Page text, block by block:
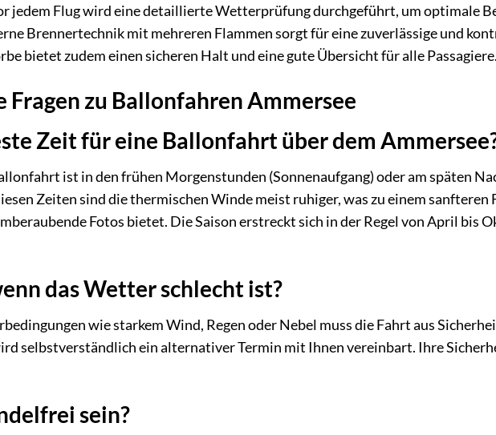
jedem Flug wird eine detaillierte Wetterprüfung durchgeführt, um optimale
Brennertechnik mit mehreren Flammen sorgt für eine zuverlässige und
bietet zudem einen sicheren Halt und eine gute Übersicht für alle Passagiere.
Fragen zu Ballonfahren Ammersee
Zeit für eine Ballonfahrt über dem
ist in den frühen Morgenstunden (Sonnenaufgang) oder am späten
Zeiten sind die thermischen Winde meist ruhiger, was zu einem sanfteren
Fotos bietet. Die Saison erstreckt sich in der Regel von April bis
das Wetter schlecht ist?
wie starkem Wind, Regen oder Nebel muss die Fahrt aus
selbstverständlich ein alternativer Termin mit Ihnen vereinbart. Ihre
sein?